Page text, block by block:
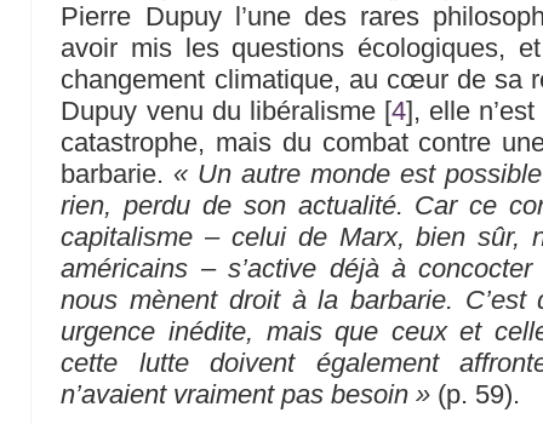
Pierre Dupuy l’une des rares
avoir mis les questions écologiques,
changement climatique, au cœur de sa
Dupuy venu du libéralisme[4], elle
catastrophe, mais du combat contre
barbarie. « Un autre monde est
rien, perdu de son actualité. Car ce
capitalisme – celui de Marx, bien sûr,
américains – s’active déjà à
nous mènent droit à la barbarie.
urgence inédite, mais que ceux et
cette lutte doivent également
n’avaient vraiment pas besoin » (p. 59).